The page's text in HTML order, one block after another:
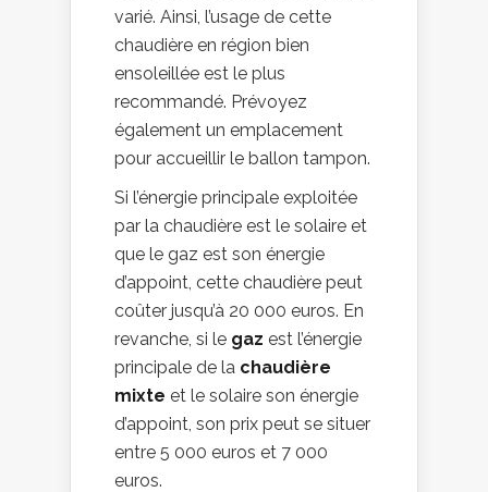
varié. Ainsi, l’usage de cette
chaudière en région bien
ensoleillée est le plus
recommandé. Prévoyez
également un emplacement
pour accueillir le ballon tampon.
Si l’énergie principale exploitée
par la chaudière est le solaire et
que le gaz est son énergie
d’appoint, cette chaudière peut
coûter jusqu’à 20 000 euros. En
revanche, si le gaz est l’énergie
principale de la chaudière
mixte et le solaire son énergie
d’appoint, son prix peut se situer
entre 5 000 euros et 7 000
euros.